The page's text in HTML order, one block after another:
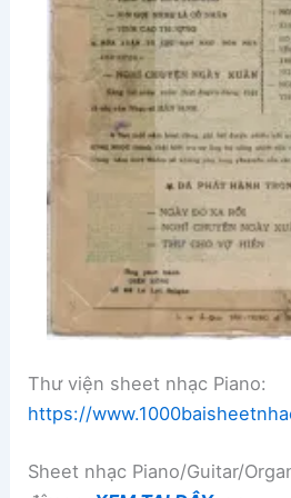
Thư viện sheet nhạc Piano:
https://
Sheet nhạc Piano/Guitar/